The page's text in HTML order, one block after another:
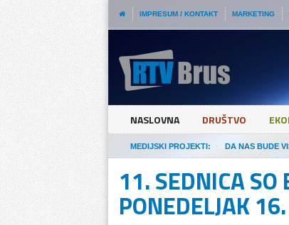
IMPRESUM / KONTAKT MARKETING
NASLOVNA DRUŠTVO
MEDIJSKI PROJEKTI: DA NAS BUDE
11. SEDNICA
PONEDELJAK